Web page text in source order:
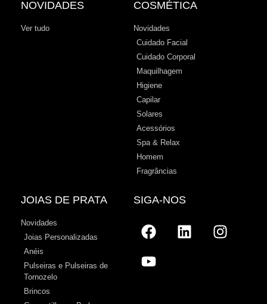
NOVIDADES
Ver tudo
COSMÉTICA
Novidades
Cuidado Facial
Cuidado Corporal
Maquilhagem
Higiene
Capilar
Solares
Acessórios
Spa & Relax
Homem
Fragrâncias
JOIAS DE PRATA
Novidades
Joias Personalizadas
Anéis
Pulseiras e Pulseiras de
Tornozelo
Brincos
SIGA-NOS